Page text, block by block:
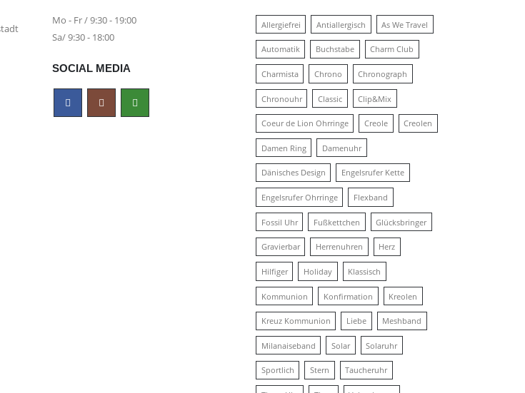
Mo - Fr / 9:30 - 19:00
Sa/ 9:30 - 18:00
SOCIAL MEDIA
Allergiefrei Antiallergisch As We Travel
Automatik Buchstabe Charm Club
Charmista Chrono Chronograph
Chronouhr Classic Clip&Mix
Coeur de Lion Ohrringe Creole Creolen
Damen Ring Damenuhr
Dänisches Design Engelsrufer Kette
Engelsrufer Ohrringe Flexband
Fossil Uhr Fußkettchen Glücksbringer
Gravierbar Herrenuhren Herz
Hilfiger Holiday Klassisch
Kommunion Konfirmation Kreolen
Kreuz Kommunion Liebe Meshband
Milanaiseband Solar Solaruhr
Sportlich Stern Taucheruhr